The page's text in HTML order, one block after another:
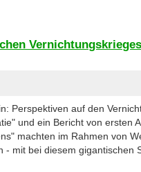
Perspektiven auf den
und ein Bericht von ersten
machten im Rahmen von
- mit bei diesem